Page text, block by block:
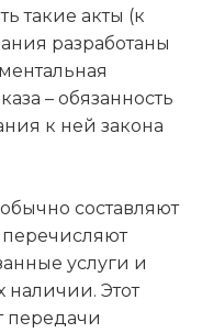
такие акты (к
разработаны
– обязанность
к ней закона
составляют
перечисляют
услуги и
Этот
передачи